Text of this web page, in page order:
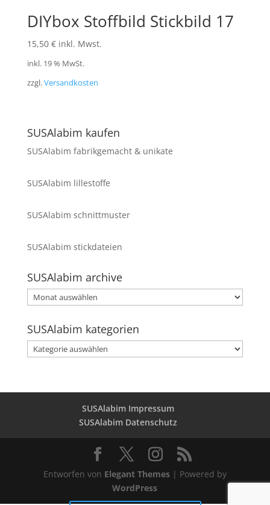
DIYbox Stoffbild Stickbild 17
15,50 € inkl. Mwst.
inkl. 19 % MwSt.
zzgl.Versandkosten
SUSAlabim kaufen
SUSAlabim fabrikgemacht & unikate
SUSAlabim lillestoffe
SUSAlabim schnittmuster
SUSAlabim stickdateien
SUSAlabim archive
SUSAlabim
archive
SUSAlabim kategorien
SUSAlabim
kategorien
SUSAlabim Impressum
SUSAlabim Datenschutz
Entworfen von Elegant Themes| Powered by
WordPress